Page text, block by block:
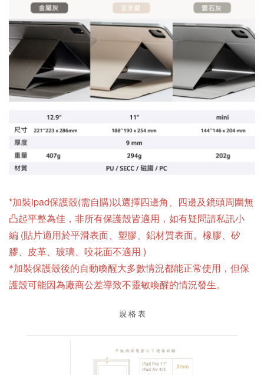
*加裝ipad保護殼(需自購)以選擇四邊角、四邊及鏡頭周圍無
凸起平整為佳 ， 非所有保護殼皆適用， 如有疑問請私訊小
編 (貼片適用於平滑表面、塑膠、鋁材質表面。橡膠、矽
膠、皮革、玻璃、咬花面不適用 )
*加裝保護殼後的自動喚醒大多數情況都能正常使用，但保
護殼可能因為廠商公差導致不靈敏喚醒的情況發生。
規 格 表